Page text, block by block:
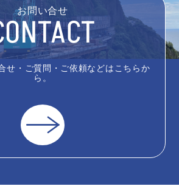
お問い合せ
せ・ご質問・ご依頼などはこちらか
ら。